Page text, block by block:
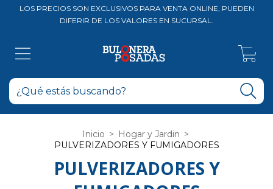
LOS PRECIOS SON EXCLUSIVOS PARA VENTA ONLINE, PUEDEN
DIFERIR DE LOS VALORES EN SUCURSAL.
Inicio > Hogar y Jardin >
PULVERIZADORES Y FUMIGADORES
PULVERIZADORES Y